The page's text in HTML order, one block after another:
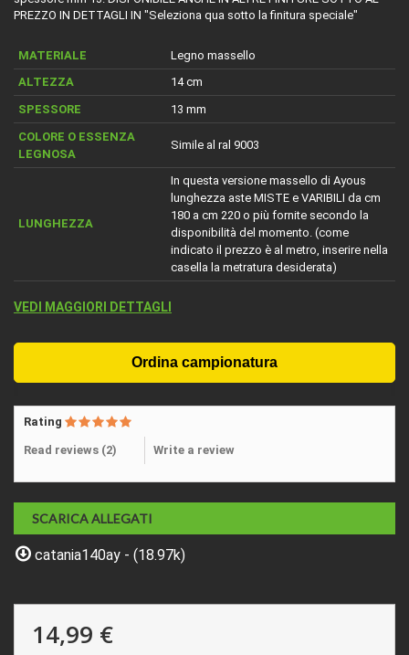
PREZZO IN DETTAGLI IN "Seleziona qua sotto la finitura speciale"
MATERIALE
Legno massello
ALTEZZA
14 cm
SPESSORE
13 mm
COLORE O ESSENZA
LEGNOSA
Simile al ral 9003
LUNGHEZZA
In questa versione massello di Ayous
lunghezza aste MISTE e VARIBILI da cm
180 a cm 220 o più fornite secondo la
disponibilità del momento. (come
indicato il prezzo è al metro, inserire nella
casella la metratura desiderata)
VEDI MAGGIORI DETTAGLI
Rating
Read reviews (2) Write a review
SCARICA ALLEGATI
catania140ay - (18.97k)
14,99 €